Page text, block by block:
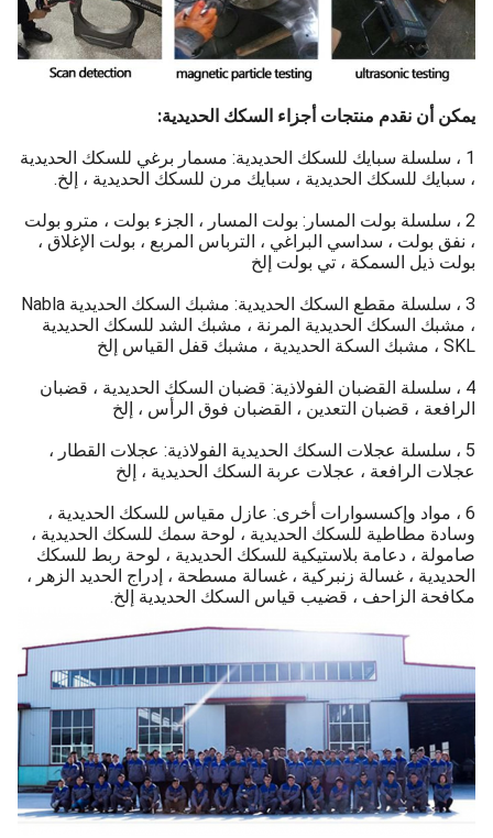
يمكن أن نقدم منتجات أجزاء السكك الحديدية:
1 ، سلسلة سبايك للسكك الحديدية: مسمار برغي للسكك الحديدية
، سبايك للسكك الحديدية ، سبايك مرن للسكك الحديدية ، إلخ.
2 ، سلسلة بولت المسار: بولت المسار ، الجزء بولت ، مترو بولت
، نفق بولت ، سداسي البراغي ، الترباس المربع ، بولت الإغلاق ،
بولت ذيل السمكة ، تي بولت إلخ
3 ، سلسلة مقطع السكك الحديدية: مشبك السكك الحديدية Nabla
، مشبك السكك الحديدية المرنة ، مشبك الشد للسكك الحديدية
SKL ، مشبك السكة الحديدية ، مشبك قفل القياس إلخ
4 ، سلسلة القضبان الفولاذية: قضبان السكك الحديدية ، قضبان
الرافعة ، قضبان التعدين ، القضبان فوق الرأس ، إلخ
5 ، سلسلة عجلات السكك الحديدية الفولاذية: عجلات القطار ،
عجلات الرافعة ، عجلات عربة السكك الحديدية ، إلخ
6 ، مواد وإكسسوارات أخرى: عازل مقياس للسكك الحديدية ،
وسادة مطاطية للسكك الحديدية ، لوحة سمك للسكك الحديدية ،
صامولة ، دعامة بلاستيكية للسكك الحديدية ، لوحة ربط للسكك
الحديدية ، غسالة زنبركية ، غسالة مسطحة ، إدراج الحديد الزهر ،
مكافحة الزاحف ، قضيب قياس السكك الحديدية إلخ.